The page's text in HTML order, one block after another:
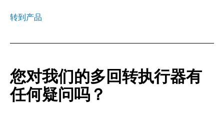
转到产品
您对我们的多回转执行器有
任何疑问吗？